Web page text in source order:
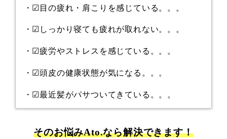
・☑︎目の疲れ・肩こりを感じている。。。
・☑︎しっかり寝ても疲れが取れない。。。
・☑︎疲労やストレスを感じている。。。
・☑︎頭皮の健康状態が気になる。。。
・☑︎最近髪がパサついてきている。。。
そのお悩みAto.なら解決できます！